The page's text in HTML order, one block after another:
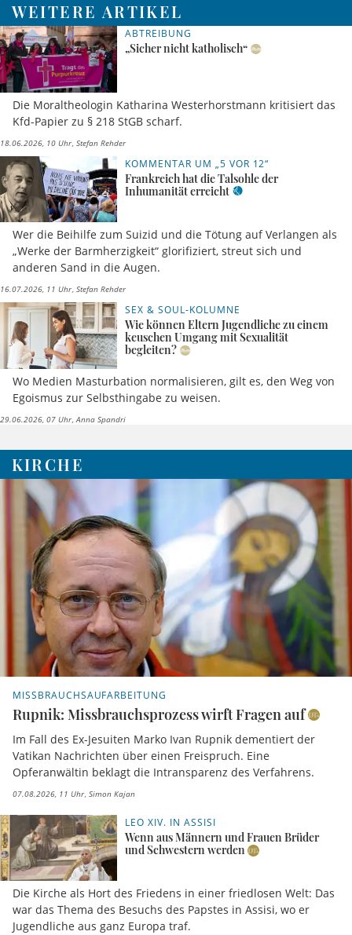
WEITERE ARTIKEL
ABTREIBUNG
„Sicher nicht katholisch“
Die Moraltheologin Katharina Westerhorstmann kritisiert das
Kfd-Papier zu § 218 StGB scharf.
18.06.2026, 10 Uhr Stefan Rehder
KOMMENTAR UM „5 VOR 12“
Frankreich hat die Talsohle der
Inhumanität erreicht
Wer die Beihilfe zum Suizid und die Tötung auf Verlangen als
„Werke der Barmherzigkeit“ glorifiziert, streut sich und
anderen Sand in die Augen.
16.07.2026, 11 Uhr Stefan Rehder
SEX & SOUL-KOLUMNE
Wie können Eltern Jugendliche zu einem
keuschen Umgang mit Sexualität
begleiten?
Wo Medien Masturbation normalisieren, gilt es, den Weg von
Egoismus zur Selbsthingabe zu weisen.
29.06.2026, 07 Uhr Anna Spandri
KIRCHE
MISSBRAUCHSAUFARBEITUNG
Rupnik: Missbrauchsprozess wirft Fragen auf
Im Fall des Ex-Jesuiten Marko Ivan Rupnik dementiert der
Vatikan Nachrichten über einen Freispruch. Eine
Opferanwältin beklagt die Intransparenz des Verfahrens.
07.08.2026, 11 Uhr Simon Kajan
LEO XIV. IN ASSISI
Wenn aus Männern und Frauen Brüder
und Schwestern werden
Die Kirche als Hort des Friedens in einer friedlosen Welt: Das
war das Thema des Besuchs des Papstes in Assisi, wo er
Jugendliche aus ganz Europa traf.